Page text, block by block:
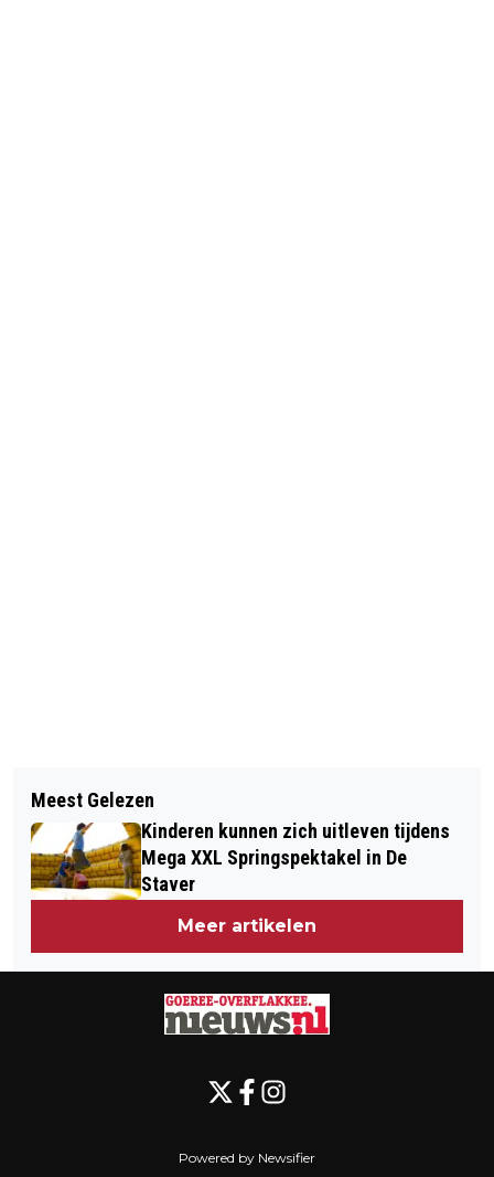
GOEDEMORGEN, HET IS VANDAAG
DINSDAG 4 NOVEMBER
VERRASSEND NK-RESULTAAT VOOR
SCHOTEJIL-MEISJES
Meest Gelezen
Kinderen kunnen zich uitleven tijdens
Mega XXL Springspektakel in De
Staver
Meer artikelen
Powered by Newsifier